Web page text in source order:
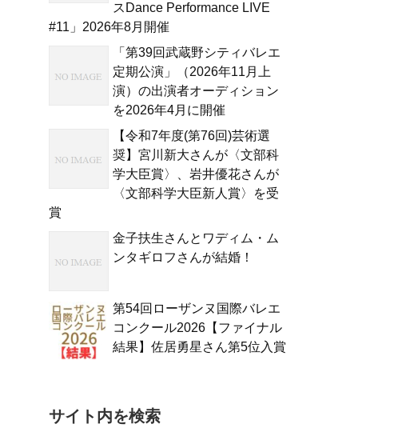
スDance Performance LIVE
#11」2026年8月開催
「第39回武蔵野シティバレエ
定期公演」（2026年11月上
演）の出演者オーディション
を2026年4月に開催
【令和7年度(第76回)芸術選
奨】宮川新大さんが〈文部科
学大臣賞〉、岩井優花さんが
〈文部科学大臣新人賞〉を受
賞
金子扶生さんとワディム・ム
ンタギロフさんが結婚！
第54回ローザンヌ国際バレエ
コンクール2026【ファイナル
結果】佐居勇星さん第5位入賞
サイト内を検索